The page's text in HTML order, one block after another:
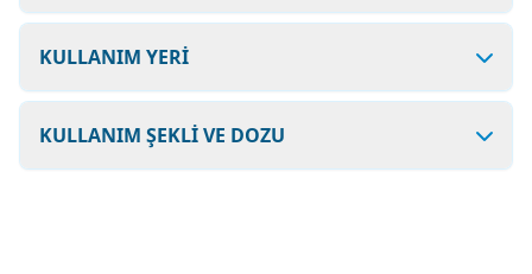
KULLANIM YERİ
KULLANIM ŞEKLİ VE DOZU